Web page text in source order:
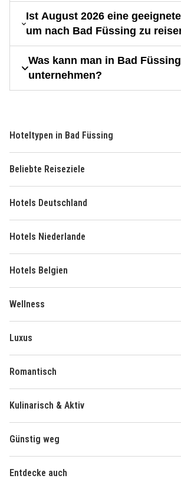
Ist August 2026 eine
um nach Bad Füssing zu
Was kann man in Bad Füssing
unternehmen?
Hoteltypen in Bad Füssing
Beliebte Reiseziele
Hotels Deutschland
Hotels Niederlande
Hotels Belgien
Wellness
Luxus
Romantisch
Kulinarisch & Aktiv
Günstig weg
Entdecke auch